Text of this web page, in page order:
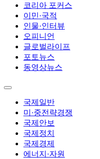
코리아 포커스
이민·국적
인물·인터뷰
오피니언
글로벌라이프
포토뉴스
동영상뉴스
국제일반
미·중전략경쟁
국제안보
국제정치
국제경제
에너지·자원